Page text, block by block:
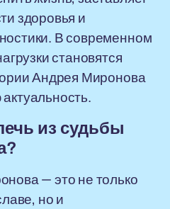
здоровья и
В современном
становятся
Андрея Миронова
из судьбы
— это не только
но и